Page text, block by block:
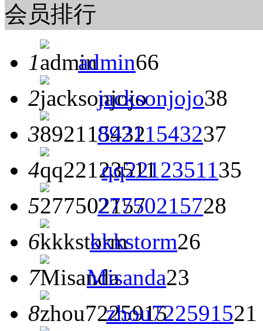
会员排行
1
admin66
2
jacksonjojo38
3
89211543237
4
qq2212351135
5
27750215728
6
kkkstorm26
7
Misanda23
8
zhou722591521